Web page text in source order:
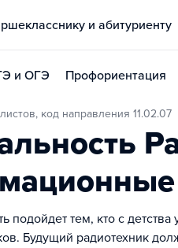
и абитуриенту
и ОГЭ Профориентация
код направления 11.02.07
подойдет тем, кто с
Будущий радиотехник